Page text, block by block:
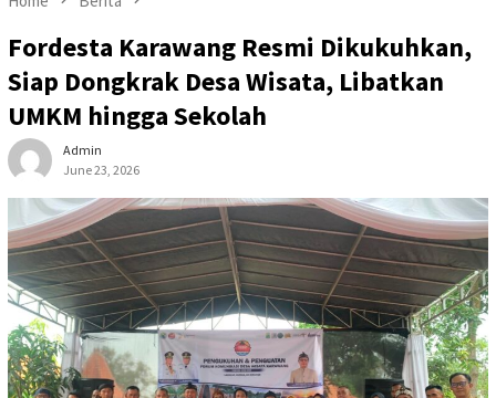
Fordesta Karawang Resmi Dikukuhkan,
Siap Dongkrak Desa Wisata, Libatkan
UMKM hingga Sekolah
Admin
June 23, 2026